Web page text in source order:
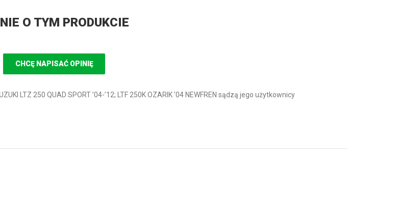
O TYM PRODUKCIE
CHCĘ NAPISAĆ OPINIĘ
LTZ 250 QUAD SPORT ’04-’12; LTF 250K OZARIK ’04 NEWFREN sądzą jego użytkownicy